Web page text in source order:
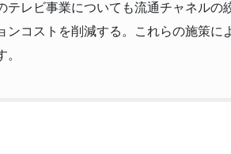
テレビ事業についても流通チャネルの
ンコストを削減する。これらの施策に